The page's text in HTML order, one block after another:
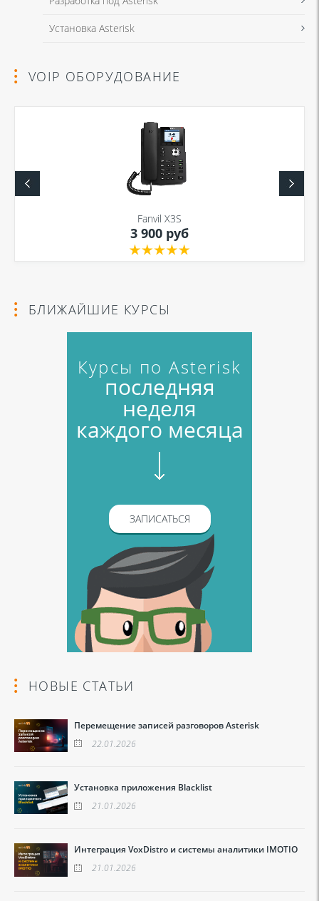
Установка Asterisk
VOIP ОБОРУДОВАНИЕ
Fanvil X3S
3 900 руб
БЛИЖАЙШИЕ КУРСЫ
Курсы по Asterisk
последняя
неделя
каждого месяца
ЗАПИСАТЬСЯ
НОВЫЕ СТАТЬИ
Перемещение записей разговоров Asterisk
22.01.2026
Установка приложения Blacklist
21.01.2026
Интеграция VoxDistro и системы аналитики IMOTIO
21.01.2026